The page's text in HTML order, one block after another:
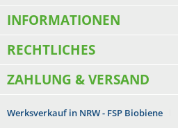
INFORMATIONEN
RECHTLICHES
ZAHLUNG & VERSAND
Werksverkauf in NRW - FSP Biobiene